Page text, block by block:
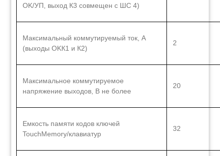
OK/УП, выход К3 совмещен с ШС 4)
Максимальный коммутируемый ток, А
(выходы OKК1 и К2)
2
Максимальное коммутируемое
напряжение выходов, В не более
20
Емкость памяти кодов ключей
TouchMemory/клавиатур
32